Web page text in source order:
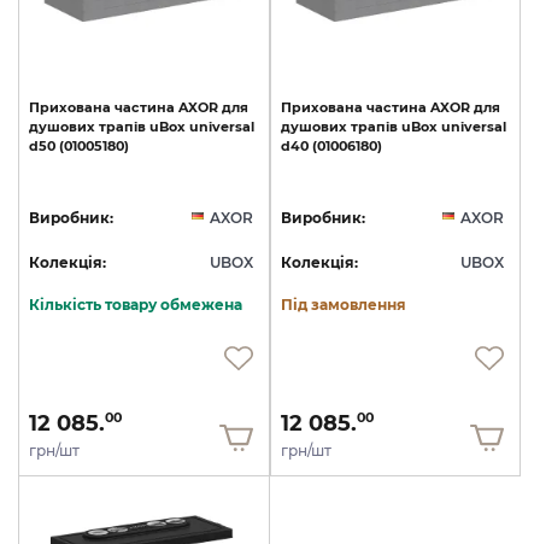
Прихована частина AXOR для
душових трапів uBox universal
d50 (01005180)
Виробник: AXOR
Колекція: UBOX
Кількість товару обмежена
12 085.00
грн/шт
Прихована частина AXOR для
душових трапів uBox universal
d40 (01006180)
Виробник: AXOR
Колекція: UBOX
Під замовлення
12 085.00
грн/шт